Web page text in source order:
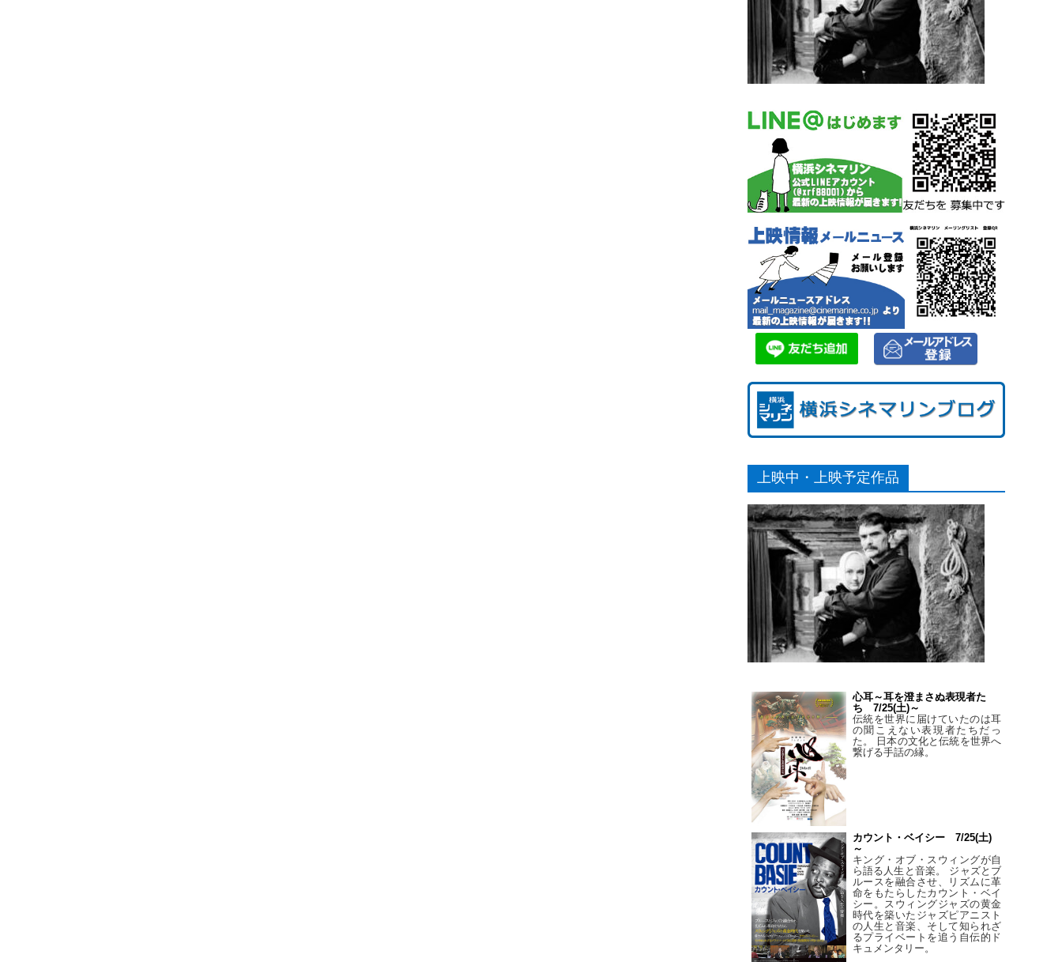
上映中・上映予定作品
心耳～耳を澄まさぬ表現者た
ち 7/25(土)～
伝統を世界に届けていたのは耳
の聞こえない表現者たちだっ
た。 日本の文化と伝統を世界へ
繋げる手話の縁。
カウント・ベイシー 7/25(土)
～
キング・オブ・スウィングが自
ら語る人生と音楽。 ジャズとブ
ルースを融合させ、リズムに革
命をもたらしたカウント・ベイ
シー。スウィングジャズの黄金
時代を築いたジャズピアニスト
の人生と音楽、そして知られざ
るプライベートを追う自伝的ド
キュメンタリー。